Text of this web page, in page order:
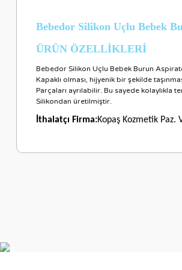
Bebedor Silikon Uçlu Bebek
ÜRÜN ÖZELLİKLERİ
Bebedor Silikon Uçlu Bebek Burun
Kapaklı olması, hijyenik bir şekilde
Parçaları ayrılabilir. Bu sayede kolaylıkla
Silikondan üretilmiştir.
İthalatçı Firma:Kopaş Kozmetik Paz.